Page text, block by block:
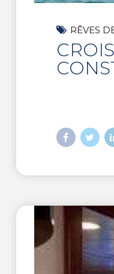
RÊVES